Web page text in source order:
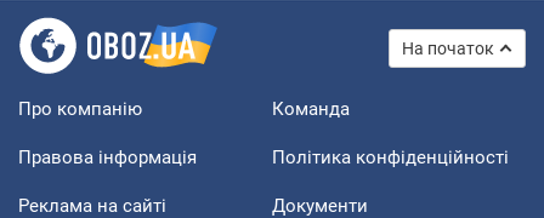
На початок
Про компанію Команда
Правова інформація Політика конфіденційності
Реклама на сайті Документи